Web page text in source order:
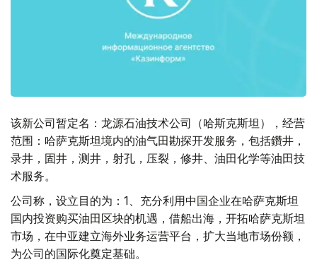
该新公司暂定名：龙源石油技术公司（哈斯克斯坦），经营
范围：哈萨克斯坦境内的油气田勘探开发服务，包括鑽井，
录井，固井，测井，射孔，压裂，修井、油田化学等油田技
术服务。
公司称，设立目的为：1、充分利用中国企业在哈萨克斯坦
国内投资购买油田区块的机遇，借船出海，开拓哈萨克斯坦
市场，在中亚建立海外业务运营平台，扩大当地市场份额，
为公司的国际化奠定基础。